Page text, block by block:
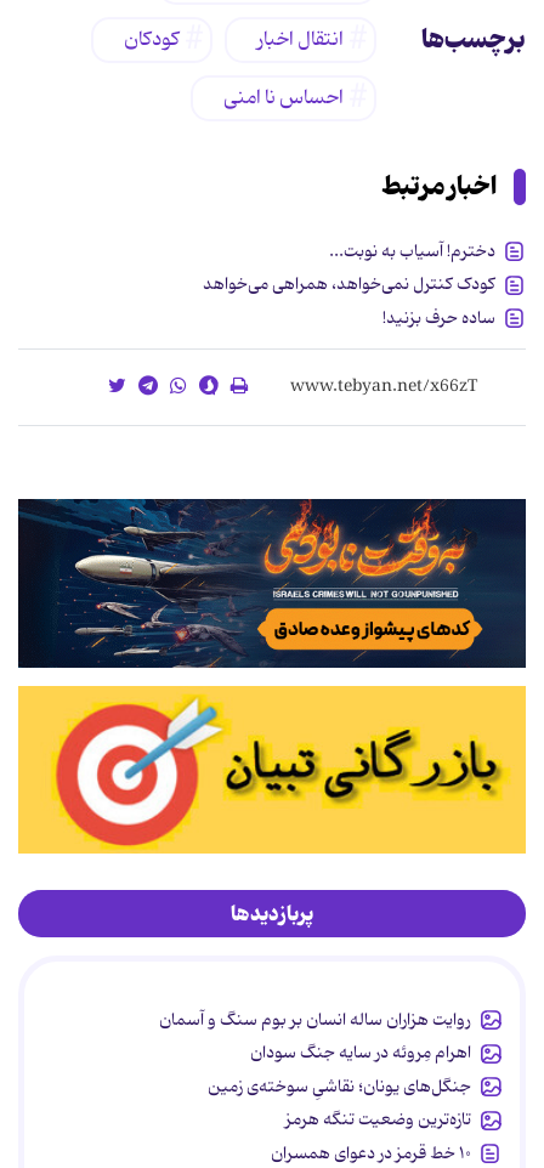
برچسب‌ها
انتقال اخبار
کودکان
احساس نا امنی
اخبار مرتبط
دخترم! آسیاب به نوبت...
کودک کنترل نمی‌خواهد، همراهی می‌خواهد
ساده حرف بزنید!
پربازدیدها
روایت هزاران ساله انسان بر بوم سنگ و آسمان
اهرام مِروئه در سایه جنگ سودان
جنگل‌های یونان؛ نقاشیِ سوخته‌ی زمین
تازه‌ترین وضعیت تنگه هرمز
۱۰ خط قرمز در دعوای همسران